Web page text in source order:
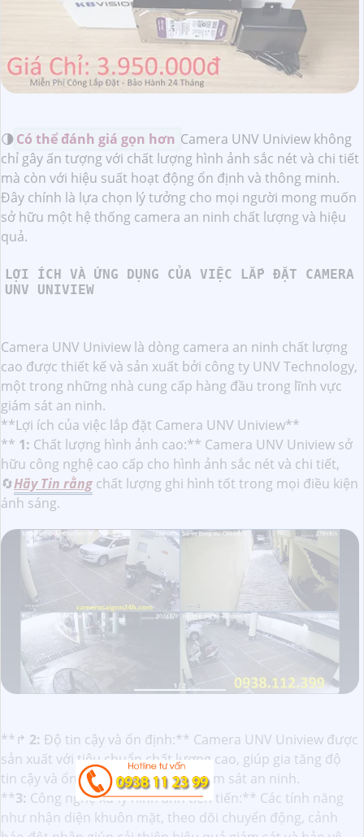
🌗 Có thể đánh giá gọn hơn Camera UNV Uniview không
chỉ gây ấn tượng với chất lượng hình ảnh sắc nét và chi tiết
mà còn với hiệu suất hoạt động ổn định và thông minh.
Đây chính là lựa chọn lý tưởng cho mọi người mong muốn
sở hữu một hệ thống camera an ninh chất lượng và hiệu
quả.
LỢI ÍCH VÀ ỨNG DỤNG CỦA VIỆC LẮP ĐẶT CAMERA
UNV UNIVIEW
Camera UNV Uniview là dòng camera an ninh chất lượng
cao được thiết kế và sản xuất bởi công ty UNV Technology,
một trong những nhà cung cấp hàng đầu trong lĩnh vực
giám sát an ninh.
**Lợi ích của việc lắp đặt Camera UNV Uniview**
** 1: Chất lượng hình ảnh cao:** Camera UNV Uniview sở
hữu công nghệ cao cấp cho hình ảnh sắc nét và chi tiết,
🔄Hãy Tin rằng chất lượng ghi hình tốt trong mọi điều kiện
ánh sáng.
**️↱ 2: Độ tin cậy và ổn định:** Camera UNV Uniview được
sản xuất với tiêu chuẩn chất lượng cao, giúp gia tăng độ
tin cậy và ổn định của hệ thống giám sát an ninh.
**3: Công nghệ xử lý hình ảnh tiên tiến:** Các tính năng
như nhận diện khuôn mặt, theo dõi chuyển động, cảnh